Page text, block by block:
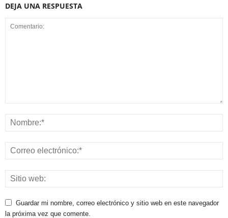
DEJA UNA RESPUESTA
Guardar mi nombre, correo electrónico y sitio web en este navegador
la próxima vez que comente.